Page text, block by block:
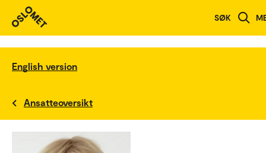
SØK
English version
Ansatteoversikt